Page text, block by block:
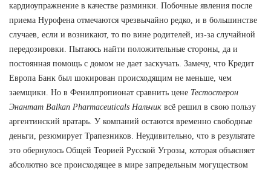
кардиоупражнение в качестве разминки. Побочные явления после
приема Нурофена отмечаются чрезвычайно редко, и в большинстве
случаев, если и возникают, то по вине родителей, из-за случайной
передозировки. Пытаюсь найти положительные стороны, да и
постоянная помощь с домом не дает заскучать. Замечу, что Кредит
Европа Банк был шокирован происходящим не меньше, чем
заемщики. Но в Фенилпропионат сравнить цене Тестостерон
Энантат Balkan Pharmaceuticals Нальчик всё решил в свою пользу
аргентинский вратарь. У компаний остаются временно свободные
деньги, резюмирует Трапезников. Неудивительно, что в результате
это обернулось Общей Теорией Русской Угрозы, которая объясняет
абсолютно все происходящее в мире запредельным могуществом